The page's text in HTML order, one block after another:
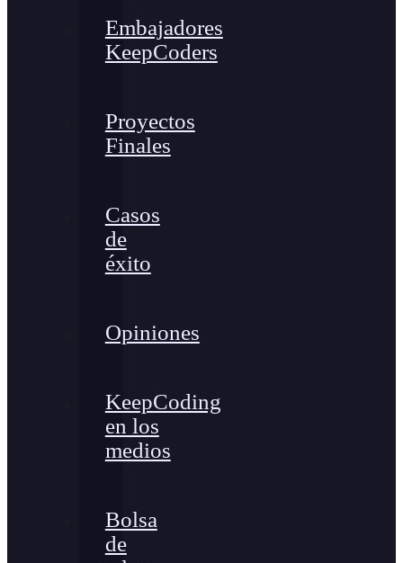
Embajadores
KeepCoders
Proyectos
Finales
Casos
de
éxito
Opiniones
KeepCoding
en los
medios
Bolsa
de